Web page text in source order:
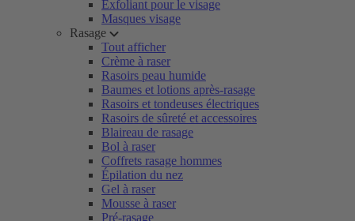
Exfoliant pour le visage
Masques visage
Rasage
Tout afficher
Crème à raser
Rasoirs peau humide
Baumes et lotions après-rasage
Rasoirs et tondeuses électriques
Rasoirs de sûreté et accessoires
Blaireau de rasage
Bol à raser
Coffrets rasage hommes
Épilation du nez
Gel à raser
Mousse à raser
Pré-rasage